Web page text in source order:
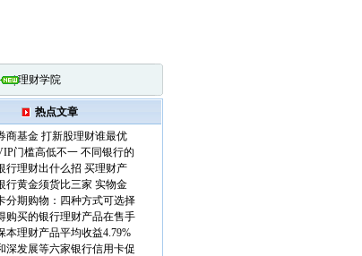
|理财学院
热点文章
商基金 打新股理财谁最优
门槛高低不一 不同银行的
行理财出什么招 买理财产
行黄金须货比三家 实物金
分期购物：四种方式可选择
购买的银行理财产品在售手
本理财产品平均收益4.79%
深发展等六家银行信用卡促